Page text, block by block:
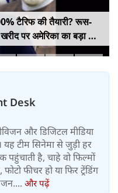
टैरिफ की तैयारी? रूस-
पर अमेरिका का बड़ा वार,
पास
Desk
और डिजिटल मीडिया
यह टीम सिनेमा से जुड़ी हर
पहुंचाती है, चाहे वो फिल्मों
फीचर हो या फिर ट्रेंडिंग
और पढ़ें